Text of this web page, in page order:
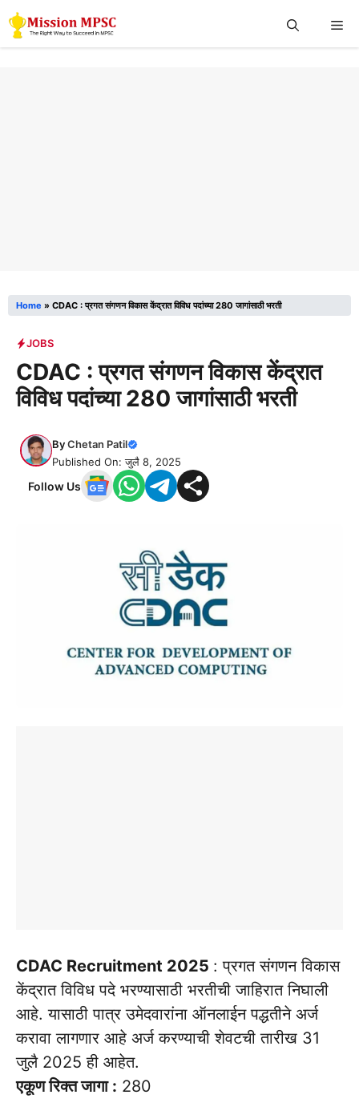
Skip
to
Home » CDAC : प्रगत संगणन विकास केंद्रात विविध पदांच्या 280 जागांसाठी भरती
JOBS
CDAC : प्रगत संगणन विकास केंद्रात
विविध पदांच्या 280 जागांसाठी भरती
ByChetan Patil
Published On: जुलै 8, 2025
Follow Us
CDAC Recruitment 2025 : प्रगत संगणन विकास
केंद्रात विविध पदे भरण्यासाठी भरतीची जाहिरात निघाली
आहे. यासाठी पात्र उमेदवारांना ऑनलाईन पद्धतीने अर्ज
करावा लागणार आहे अर्ज करण्याची शेवटची तारीख 31
जुलै 2025 ही आहेत.
एकूण रिक्त जागा : 280